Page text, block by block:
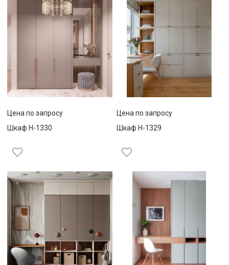
Цена по запросу
Шкаф Н-1330
Цена по запросу
Шкаф Н-1329